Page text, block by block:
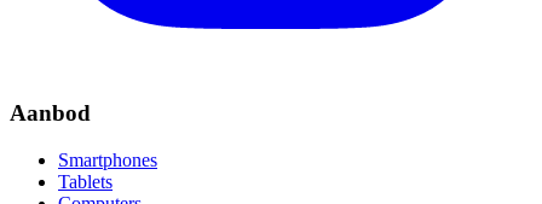
Aanbod
Smartphones
Tablets